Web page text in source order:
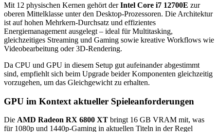
Mit 12 physischen Kernen gehört derIntel Core i7 12700E zur
oberen Mittelklasse unter den Desktop-Prozessoren. Die Architektur
ist auf hohen Mehrkern-Durchsatz und effizientes
Energiemanagement ausgelegt – ideal für Multitasking,
gleichzeitiges Streaming und Gaming sowie kreative Workflows wie
Videobearbeitung oder 3D-Rendering.
Da CPU und GPU in diesem Setup gut aufeinander abgestimmt
sind, empfiehlt sich beim Upgrade beider Komponenten gleichzeitig
vorzugehen, um das Gleichgewicht zu erhalten.
GPU im Kontext aktueller Spieleanforderungen
Die AMD Radeon RX 6800 XT bringt 16 GB VRAM mit, was
für 1080p und 1440p-Gaming in aktuellen Titeln in der Regel